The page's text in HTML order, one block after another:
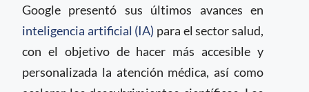
Google presentó sus últimos avances en
inteligencia artificial (IA) para el sector salud,
con el objetivo de hacer más accesible y
personalizada la atención médica, así como